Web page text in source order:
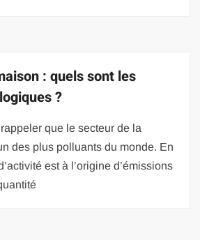
: quels sont les
?
que le secteur de la
des plus polluants du monde. En
est à l’origine d’émissions